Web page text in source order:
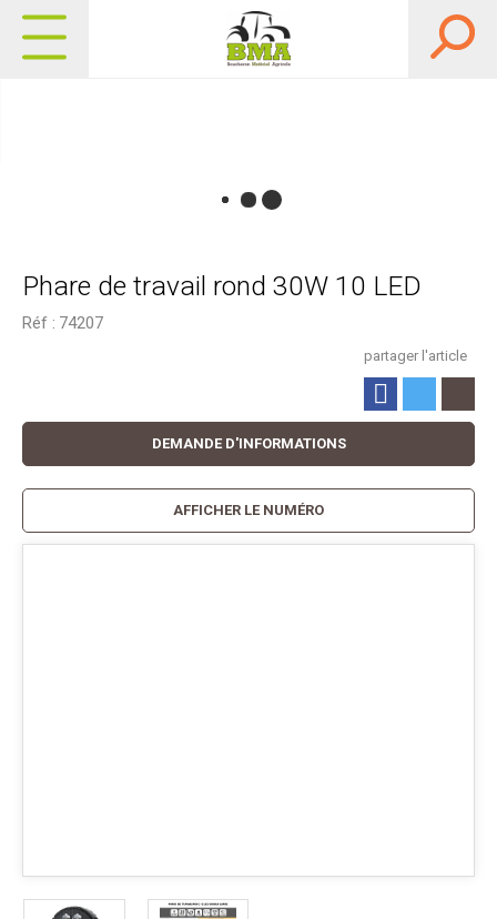
Phare de travail rond 30W 10 LED
Réf : 74207
partager l'article
DEMANDE D'INFORMATIONS
AFFICHER LE NUMÉRO